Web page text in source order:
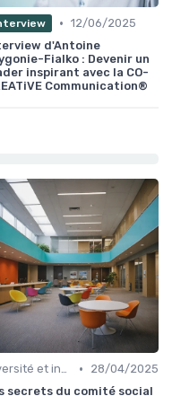
• 12/06/2025
d'Antoine
Fialko : Devenir un
inspirant avec la CO-
Communication®
Diversité et inclusion •
28/04/2025
secrets du comité social